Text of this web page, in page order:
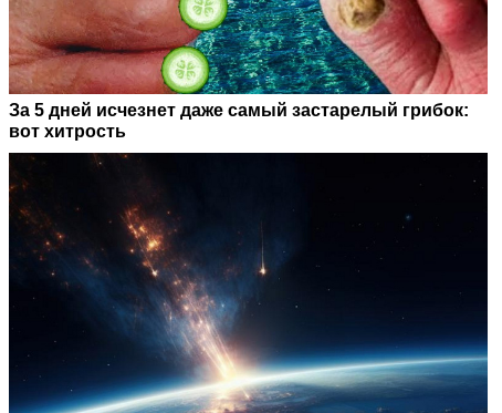
За 5 дней исчезнет даже самый застарелый грибок:
вот хитрость